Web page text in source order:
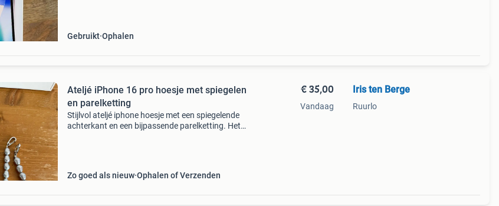
Gebruikt Ophalen
Ateljé iPhone 16 pro hoesje met spiegelen
en parelketting
Stijlvol ateljé iphone hoesje met een spiegelende
achterkant en een bijpassende parelketting. Het
Zo goed als nieuw Ophalen of Verzenden
€ 35,00
Vandaag
Iris ten Berge
Ruurlo